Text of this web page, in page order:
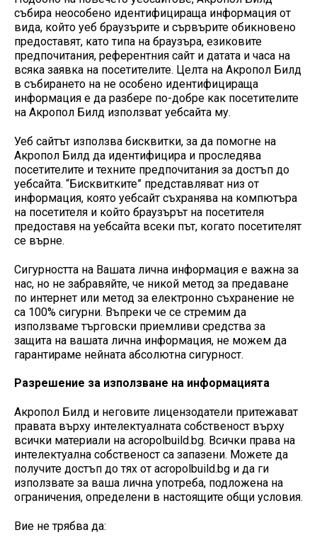
събира неособено идентифицираща информация от
вида, който уеб браузърите и сървърите обикновено
предоставят, като типа на браузъра, езиковите
предпочитания, референтния сайт и датата и часа на
всяка заявка на посетителите. Целта на Акропол Билд
в събирането на не особено идентифицираща
информация е да разбере по-добре как посетителите
на Акропол Билд използват уебсайта му.
Уеб сайтът използва бисквитки, за да помогне на
Акропол Билд да идентифицира и проследява
посетителите и техните предпочитания за достъп до
уебсайта. “Бисквитките” представляват низ от
информация, която уебсайт съхранява на компютъра
на посетителя и който браузърът на посетителя
предоставя на уебсайта всеки път, когато посетителят
се върне.
Сигурността на Вашата лична информация е важна за
нас, но не забравяйте, че никой метод за предаване
по интернет или метод за електронно съхранение не
са 100% сигурни. Въпреки че се стремим да
използваме търговски приемливи средства за
защита на вашата лична информация, не можем да
гарантираме нейната абсолютна сигурност.
Разрешение за използване на информацията
Акропол Билд и неговите лицензодатели притежават
правата върху интелектуалната собственост върху
всички материали на acropolbuild.bg. Всички права на
интелектуална собственост са запазени. Можете да
получите достъп до тях от acropolbuild.bg и да ги
използвате за ваша лична употреба, подложена на
ограничения, определени в настоящите общи условия.
Вие не трябва да: